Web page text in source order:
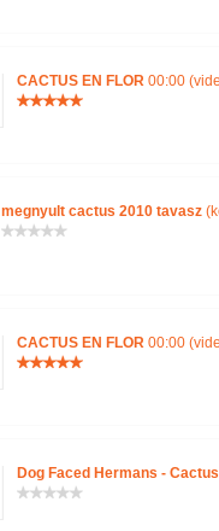
CACTUS EN FLOR 00:00
megnyult cactus 2010 tavasz
CACTUS EN FLOR 00:00
Dog Faced Hermans - Cactus